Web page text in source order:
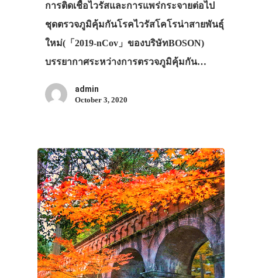
การติดเชื้อไวรัสและการแพร่กระจายต่อไป
ชุดตรวจภูมิคุ้มกันโรคไวรัสโคโรน่าสายพันธุ์
ใหม่(「2019-nCov」ของบริษัทBOSON)
บรรยากาศระหว่างการตรวจภูมิคุ้มกัน…
admin
October 3, 2020